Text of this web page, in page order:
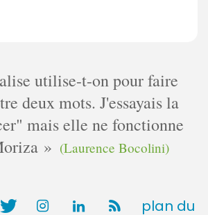
utilise-t-on pour faire
deux mots. J'essayais la
mais elle ne fonctionne
(Laurence Bocolini)
plan du